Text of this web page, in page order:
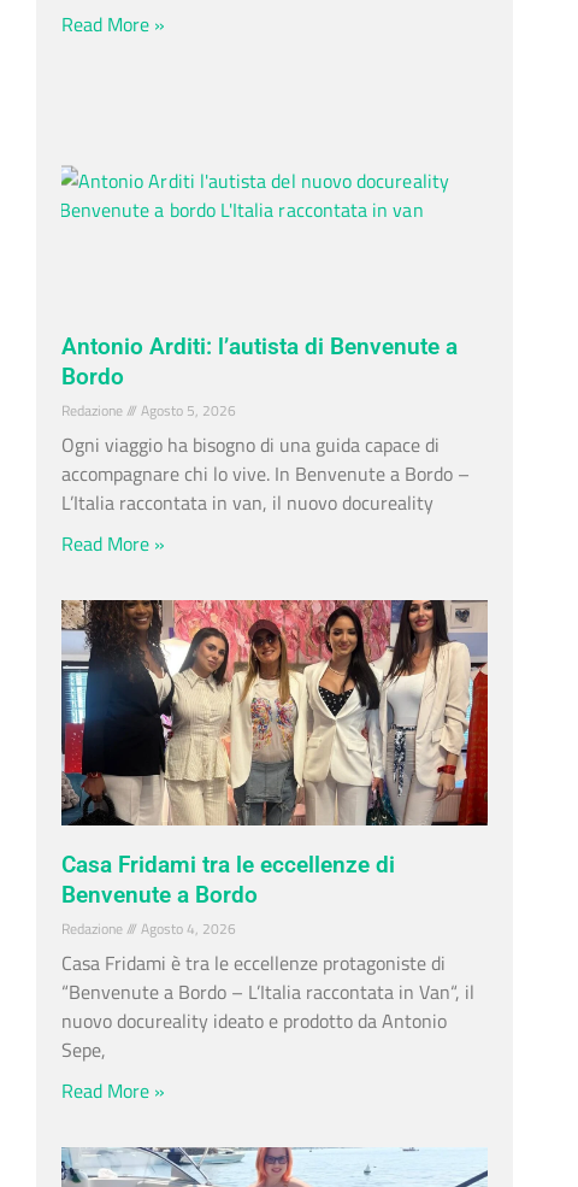
Read More »
Antonio Arditi: l’autista di Benvenute a
Bordo
Redazione Agosto 5, 2026
Ogni viaggio ha bisogno di una guida capace di
accompagnare chi lo vive. In Benvenute a Bordo –
L’Italia raccontata in van, il nuovo docureality
Read More »
Casa Fridami tra le eccellenze di
Benvenute a Bordo
Redazione Agosto 4, 2026
Casa Fridami è tra le eccellenze protagoniste di
“Benvenute a Bordo – L’Italia raccontata in Van“, il
nuovo docureality ideato e prodotto da Antonio
Sepe,
Read More »